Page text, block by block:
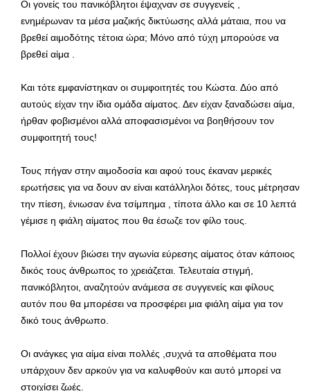
Οι γονείς του πανικόβλητοι έψαχναν σε συγγενείς ,
ενημέρωναν τα μέσα μαζικής δικτύωσης αλλά μάταια, που να
βρεθεί αιμοδότης τέτοια ώρα; Μόνο από τύχη μπορούσε να
βρεθεί αίμα .
Και τότε εμφανίστηκαν οι συμφοιτητές του Κώστα. Δύο από
αυτούς είχαν την ίδια ομάδα αίματος. Δεν είχαν ξαναδώσει αίμα,
ήρθαν φοβισμένοι αλλά αποφασισμένοι να βοηθήσουν τον
συμφοιτητή τους!
Τους πήγαν στην αιμοδοσία και αφού τους έκαναν μερικές
ερωτήσεις για να δουν αν είναι κατάλληλοι δότες, τους μέτρησαν
την πίεση, ένιωσαν ένα τσίμπημα , τίποτα άλλο και σε 10 λεπτά
γέμισε η φιάλη αίματος που θα έσωζε τον φίλο τους.
Πολλοί έχουν βιώσει την αγωνία εύρεσης αίματος όταν κάποιος
δικός τους άνθρωπος το χρειάζεται. Τελευταία στιγμή,
πανικόβλητοι, αναζητούν ανάμεσα σε συγγενείς και φίλους
αυτόν που θα μπορέσει να προσφέρει μια φιάλη αίμα για τον
δικό τους άνθρωπο.
Οι ανάγκες για αίμα είναι πολλές ,συχνά τα αποθέματα που
υπάρχουν δεν αρκούν για να καλυφθούν και αυτό μπορεί να
στοιχίσει ζωές.